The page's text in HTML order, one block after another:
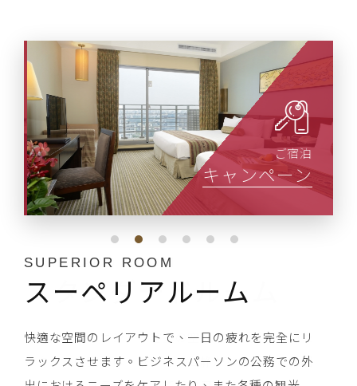
STANDARD ROOM
スタンダードルーム
近代的でエレガントな客室の空間です。落ち着いた
スタイルの空間は、ひっそりと静かな息遣いと雰囲
SUPERIOR ROOM
スーペリアルーム
快適な空間のレイアウトで、一日の疲れを完全にリ
ラックスさせます。ビジネスパーソンの公務での外
DELUXE ROOM
デラックスルーム
忙しい都市の中で心から満足できる夢の片隅を探し
求めました。広々としてストレスのない12坪の空間
JUNIOR SUITE
ジュニアスイート
開放的で広い空間に、随所に暖かみのある明るい照
明が
DELUXE SUITE
デラックススイート
家の暖かさとVIPとしての栄誉を融合しました。バ
ス・トイレ分離式の浴室設備、ラージタイプのダブ
ALISHAN SUITE
プレジデンタルスイート
広々として快適なお部屋です。シンプルで落ち着い
た室内のデザインに、地元のアートと文化の特色と
ご宿泊
キャンペーン